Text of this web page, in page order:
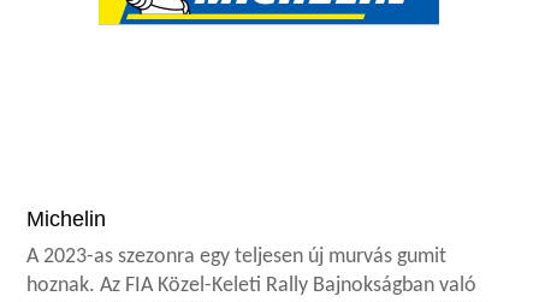
Michelin
A 2023-as szezonra egy teljesen új murvás gumit
hoznak. Az FIA Közel-Keleti Rally Bajnokságban való